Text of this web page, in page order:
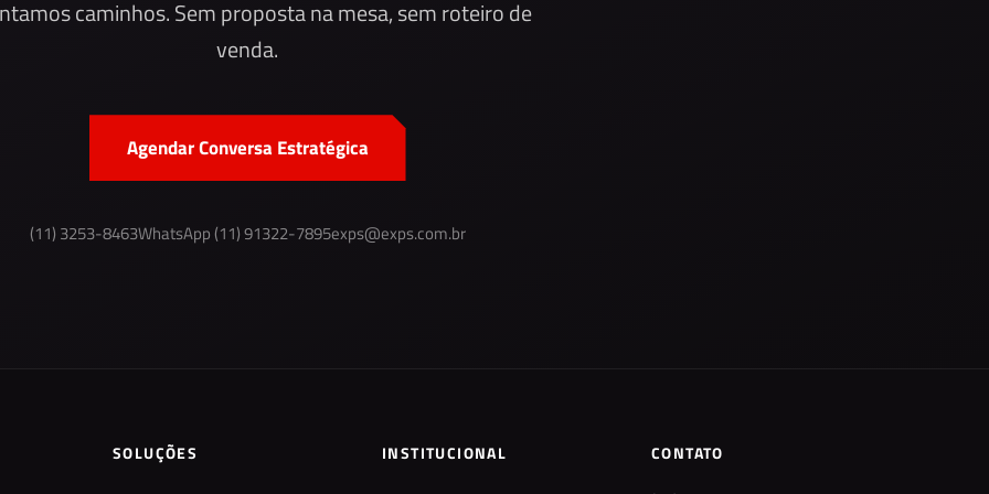
caminhos. Sem proposta na mesa, sem roteiro de
venda.
Agendar Conversa Estratégica
(11) 3253-8463WhatsApp (11) 91322-7895exps@exps.com.br
SOLUÇÕES INSTITUCIONAL CONTATO